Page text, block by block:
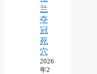
兰
夺
冠
死
穴
2026
年2